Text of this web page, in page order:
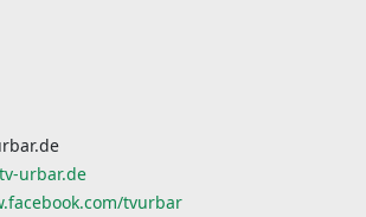
urbar.de
tvurbar